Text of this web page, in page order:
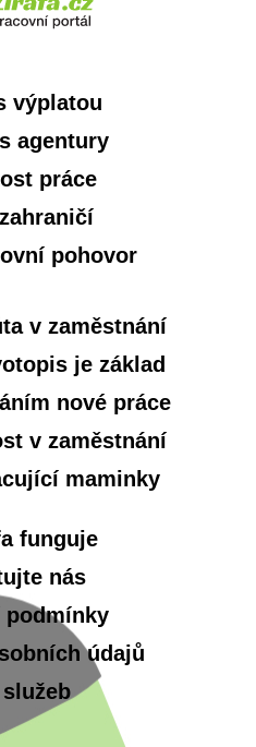
výplatou
agentury
práce
pohovor
v zaměstnání
je základ
nové práce
v zaměstnání
maminky
funguje
nás
podmínky
údajů